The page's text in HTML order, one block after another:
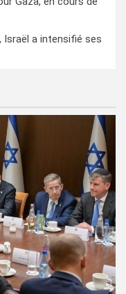
Israël a intensifié ses